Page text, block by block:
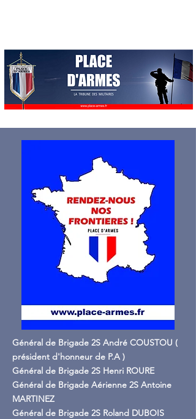
Général de Brigade 2S André COUSTOU (
président d'honneur de P.A )
Général de Brigade 2S Henri ROURE
Général de Brigade Aérienne 2S Antoine
MARTINEZ
Général de Brigade 2S Roland DUBOIS